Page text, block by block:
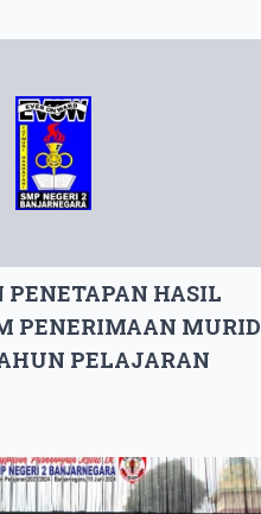
HASIL
PENERIMAAN MURID
PELAJARAN